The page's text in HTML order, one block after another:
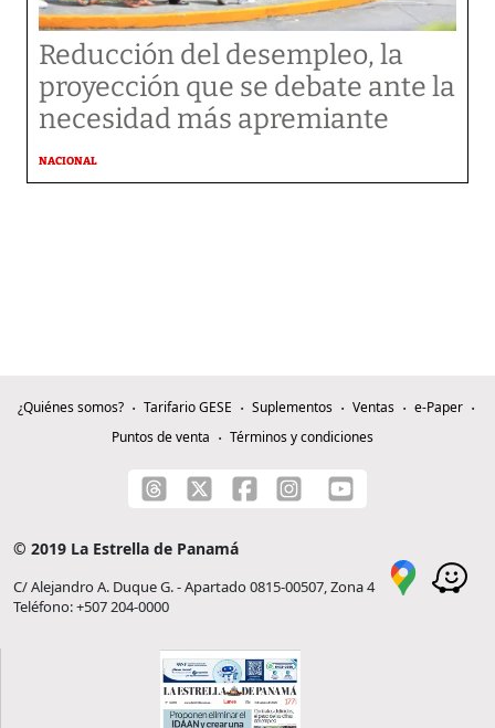
Reducción del desempleo, la
proyección que se debate ante la
necesidad más apremiante
NACIONAL
¿Quiénes somos? Tarifario GESE Suplementos Ventas
e-Paper
Puntos de venta
Términos y condiciones
© 2019 La Estrella de Panamá
C/ Alejandro A. Duque G. - Apartado 0815-00507, Zona 4
Teléfono: +507 204-0000